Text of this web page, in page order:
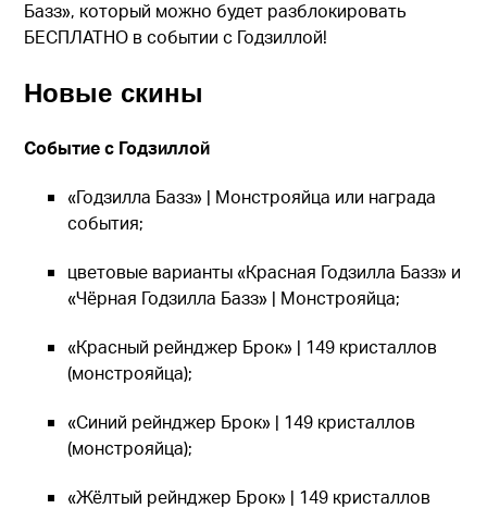
Базз», который можно будет разблокировать
БЕСПЛАТНО в событии с Годзиллой!
Новые скины
Событие с Годзиллой
«Годзилла Базз» | Монстрояйца или награда
события;
цветовые варианты «Красная Годзилла Базз» и
«Чёрная Годзилла Базз» | Монстрояйца;
«Красный рейнджер Брок» | 149 кристаллов
(монстрояйца);
«Синий рейнджер Брок» | 149 кристаллов
(монстрояйца);
«Жёлтый рейнджер Брок» | 149 кристаллов